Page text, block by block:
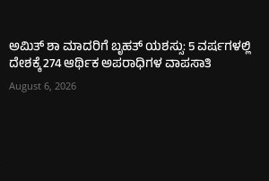
ಅಮಿತ್ ಶಾ ಮಾದರಿಗೆ ಬೃಹತ್ ಯಶಸ್ಸು: 5 ವರ್ಷಗಳಲ್ಲಿ
ದೇಶಕ್ಕೆ 274 ಆರ್ಥಿಕ ಅಪರಾಧಿಗಳ ವಾಪಸಾತಿ
August 6, 2026